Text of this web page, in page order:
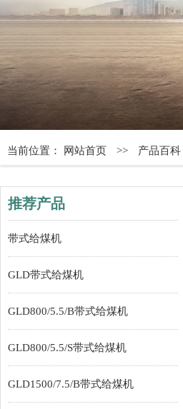
当前位置： 网站首页 >> 产品百科
推荐产品
带式给煤机
GLD带式给煤机
GLD800/5.5/B带式给煤机
GLD800/5.5/S带式给煤机
GLD1500/7.5/B带式给煤机